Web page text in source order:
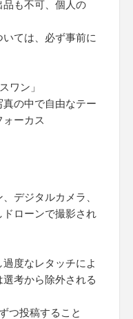
も不可、個人の
ては、必ず事前に
ワン」
の中で自由なテー
ーカス
デジタルカメラ、
ローンで撮影され
度なレタッチによ
考から除外される
つ投稿すること